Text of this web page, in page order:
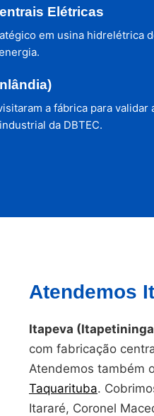
Elétricas
em usina hidrelétrica
a fábrica para validar
da DBTEC.
Atendemos
Itapeva
com fabricação
Atendemos também
Taquarituba.
Itararé, Coronel